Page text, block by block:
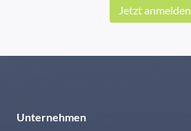
Jetzt anmelden
Unternehmen